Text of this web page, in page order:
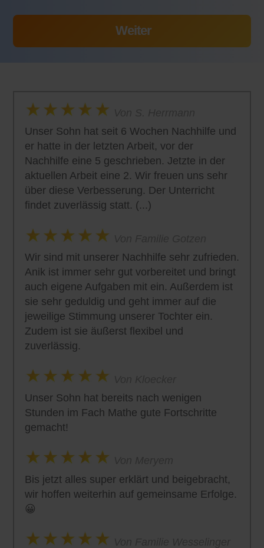
Unser Sohn hat seit 6 Wochen Nachhilfe und
er hatte in der letzten Arbeit, vor der
Nachhilfe eine 5 geschrieben. Jetzte in der
aktuellen Arbeit eine 2. Wir freuen uns sehr
über diese Verbesserung. Der Unterricht
findet zuverlässig statt. (...)
Wir sind mit unserer Nachhilfe sehr zufrieden.
Anik ist immer sehr gut vorbereitet und bringt
auch eigene Aufgaben mit ein. Außerdem ist
sie sehr geduldig und geht immer auf die
jeweilige Stimmung unserer Tochter ein.
Zudem ist sie äußerst flexibel und
zuverlässig.
Unser Sohn hat bereits nach wenigen
Stunden im Fach Mathe gute Fortschritte
gemacht!
Bis jetzt alles super erklärt und beigebracht,
wir hoffen weiterhin auf gemeinsame Erfolge.
😀